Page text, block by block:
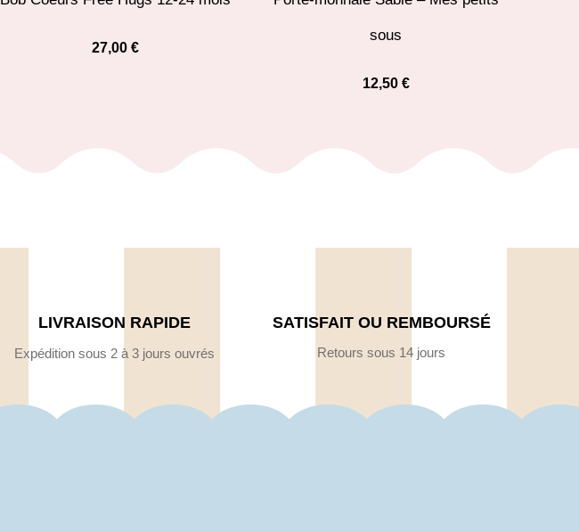
27,00€
sous
12,50 €
LIVRAISON RAPIDE
Expédition sous 2 à 3 jours ouvrés
SATISFAIT OU REMBOURSÉ
Retours sous 14 jours